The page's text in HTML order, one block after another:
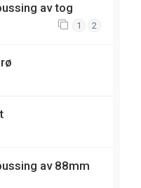
av tog
1 2
av 88mm